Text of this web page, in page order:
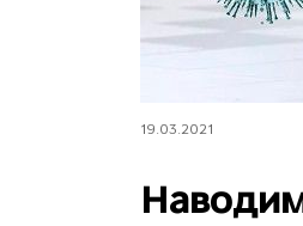
19.03.2021